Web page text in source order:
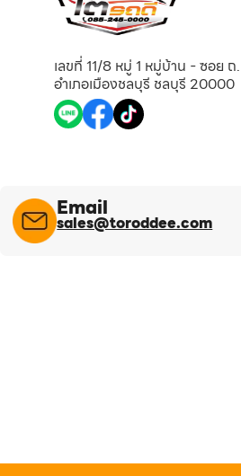
เลขที่ 11/8 หมู่ 1 หมู่บ้าน - ซอย
อำเภอเมืองชลบุรี ชลบุรี 20000
Email
sales@toroddee.com